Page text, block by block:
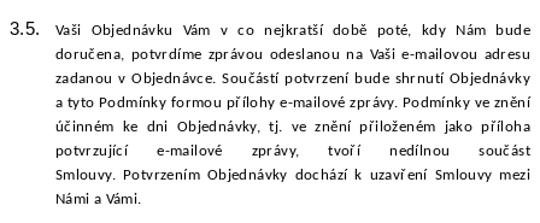
Vaši Objednávku Vám v co nejkratší době poté, kdy Nám bude
doručena, potvrdíme zprávou odeslanou na Vaši e-mailovou adresu
zadanou v Objednávce. Součástí potvrzení bude shrnutí Objednávky
a tyto Podmínky formou přílohy e-mailové zprávy. Podmínky ve znění
účinném ke dni Objednávky, tj. ve znění přiloženém jako příloha
potvrzující e-mailové zprávy, tvoří nedílnou součást
Smlouvy. Potvrzením Objednávky dochází k uzavření Smlouvy mezi
Námi a Vámi.